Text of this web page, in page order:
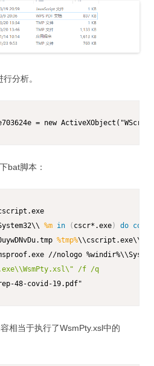
分析。
= new
bat脚本：
%m in ( cscr*.exe) do copy
%tmp%
/f /q
48-covid-19.pdf"
相当于执行了WsmPty.xsl中的